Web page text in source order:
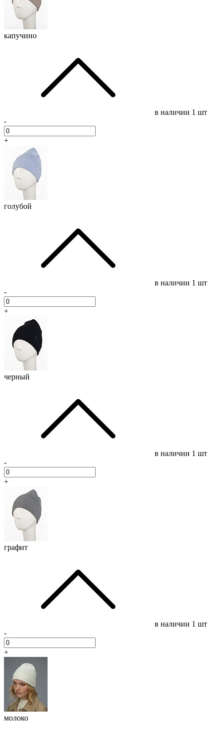
капучино
в наличии 1 шт
-
+
голубой
в наличии 1 шт
-
+
черный
в наличии 1 шт
-
+
графит
в наличии 1 шт
-
+
молоко